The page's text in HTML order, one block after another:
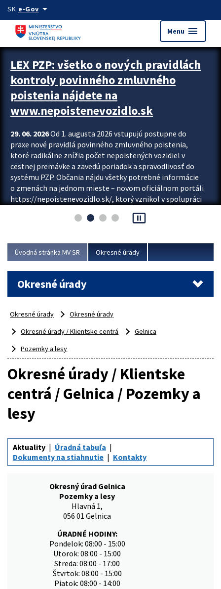
Preskocit na hlavný obsah
SK e-Govarrow_drop_down
Menu menu
Zastavit automatický posun upútavok
LEX PZP: všetko o nových pravidlách
kontroly povinného zmluvného
poistenia nájdete na
www.nepoistenevozidlo.sk
29. 06. 2026Od 1. augusta 2026 vstupujú postupne do
praxe nové pravidlá povinného zmluvného poistenia,
ktoré radikálne znížia počet nepoistených vozidiel v
cestnej premávke a zavedú poriadok a spravodlivosť do
systému PZP. Občania nájdu všetky potrebné informácie
o zmenách na jednom mieste – novom oficiálnom portáli
https://nepoistenevozidlo.sk/, ktorý vznikol v spolupráci
asociácie poisťovní (SLASPO) a Ministerstva vnútra SR.
Viac
pause_presentation
Úvodná stránka MV SR Okresné úrady
Okresné úrady
Okresné úrady
Okresné úrady
Okresné úrady / Klientske centrá
Gelnica
Pozemky a lesy
Okresné úrady / Klientske
centrá / Gelnica / Pozemky a
lesy
Aktuality
Úradná tabuľa
Dokumenty na stiahnutie
Kontakty
Okresný úrad Gelnica
Pozemky a lesy
Hlavná 1,
056 01 Gelnica
ÚRADNÉ HODINY:
Pondelok: 08:00 - 15:00
Utorok: 08:00 - 15:00
Streda: 08:00 - 17:00
Štvrtok: 08:00 - 15:00
Piatok: 08:00 - 14:00